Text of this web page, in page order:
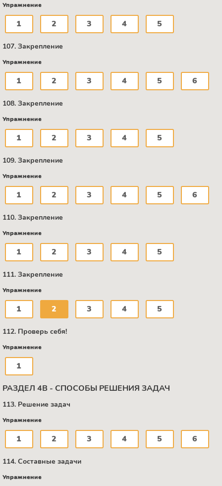
Упражнение
1 2 3 4 5
107. Закрепление
Упражнение
1 2 3 4 5 6
108. Закрепление
Упражнение
1 2 3 4 5
109. Закрепление
Упражнение
1 2 3 4 5 6
110. Закрепление
Упражнение
1 2 3 4 5
111. Закрепление
Упражнение
1 2 3 4 5
112. Проверь себя!
Упражнение
1
РАЗДЕЛ 4В - СПОСОБЫ РЕШЕНИЯ ЗАДАЧ
113. Решение задач
Упражнение
1 2 3 4 5 6
114. Составные задачи
Упражнение